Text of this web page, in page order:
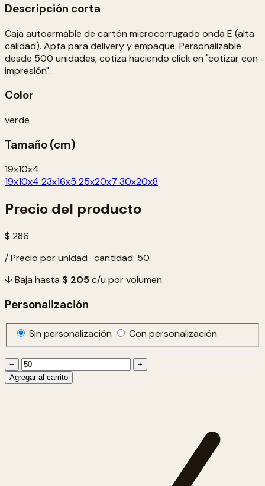
Descripción corta
Caja autoarmable de cartón microcorrugado onda E (alta
calidad). Apta para delivery y empaque. Personalizable
desde 500 unidades, cotiza haciendo click en "cotizar con
impresión".
Color
verde
Tamaño (cm)
19x10x4
19x10x4 23x16x5 25x20x7 30x20x8
Precio del producto
$ 286
/ Precio por unidad · cantidad: 50
↓ Baja hasta $ 205c/u por volumen
Personalización
Sin personalización Con personalización
−
+
Agregar al carrito